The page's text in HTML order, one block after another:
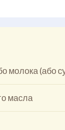
молока (або
масла